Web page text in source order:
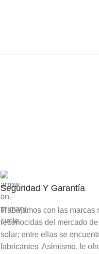
Seguridad Y Garantía
Trabajamos con las marcas
reconocidas del mercado
solar; entre ellas se
fabricantes Asimismo, le